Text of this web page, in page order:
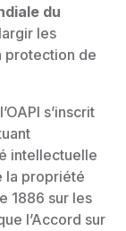
du
les
protection de
s’inscrit
intellectuelle
la propriété
1886 sur les
l’Accord sur